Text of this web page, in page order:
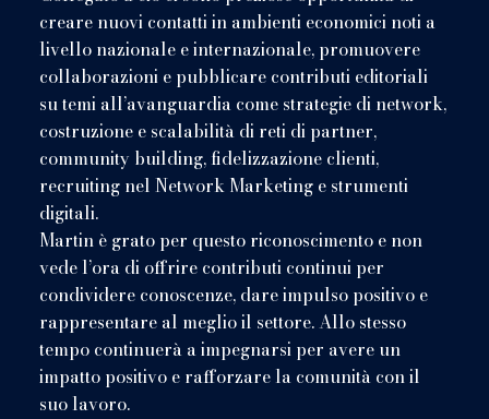
creare nuovi contatti in ambienti economici noti a
livello nazionale e internazionale, promuovere
collaborazioni e pubblicare contributi editoriali
su temi all’avanguardia come strategie di network,
costruzione e scalabilità di reti di partner,
community building, fidelizzazione clienti,
recruiting nel Network Marketing e strumenti
digitali.
Martin è grato per questo riconoscimento e non
vede l’ora di offrire contributi continui per
condividere conoscenze, dare impulso positivo e
rappresentare al meglio il settore. Allo stesso
tempo continuerà a impegnarsi per avere un
impatto positivo e rafforzare la comunità con il
suo lavoro.